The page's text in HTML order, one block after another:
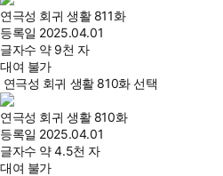
연극성 회귀 생활 811화
등록일 2025.04.01
글자수 약 9천 자
대여 불가
연극성 회귀 생활 810화 선택
연극성 회귀 생활 810화
등록일 2025.04.01
글자수 약 4.5천 자
대여 불가